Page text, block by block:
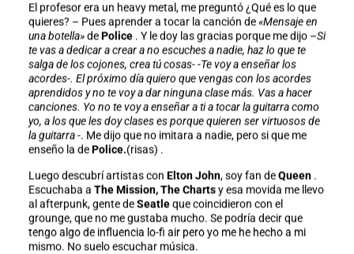
El profesor era un heavy metal, me preguntó ¿Qué es lo que
quieres? – Pues aprender a tocar la canción de«Mensaje en
una botella»de Police. Y le doy las gracias porque me dijo –Si
te vas a dedicar a crear a no escuches a nadie, haz lo que te
salga de los cojones, crea tú cosas- -Te voy a enseñar los
acordes-. El próximo día quiero que vengas con los acordes
aprendidos y no te voy a dar ninguna clase más. Vas a hacer
canciones. Yo no te voy a enseñar a ti a tocar la guitarra como
yo, a los que les doy clases es porque quieren ser virtuosos de
la guitarra-. Me dijo que no imitara a nadie, pero si que me
enseño la de Police.(risas) .
Luego descubrí artistas con Elton John, soy fan deQueen.
Escuchaba a The Mission, The Chartsy esa movida me llevo
al afterpunk, gente deSeatleque coincidieron con el
grounge, que no me gustaba mucho. Se podría decir que
tengo algo de influencia lo-fi air pero yo me he hecho a mi
mismo. No suelo escuchar música.